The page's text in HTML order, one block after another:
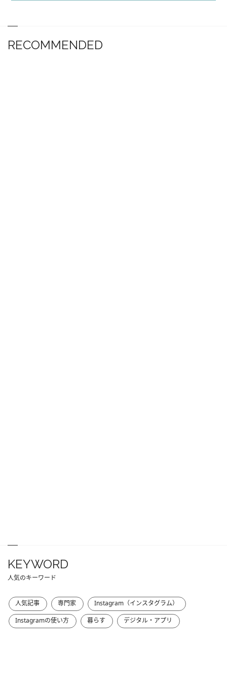
RECOMMENDED
KEYWORD
人気のキーワード
人気記事 専門家
Instagram（インスタグラム）
Instagramの使い方
暮らす デジタル・アプリ